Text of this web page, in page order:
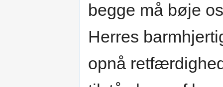
begge må bøje
Herres
opnå